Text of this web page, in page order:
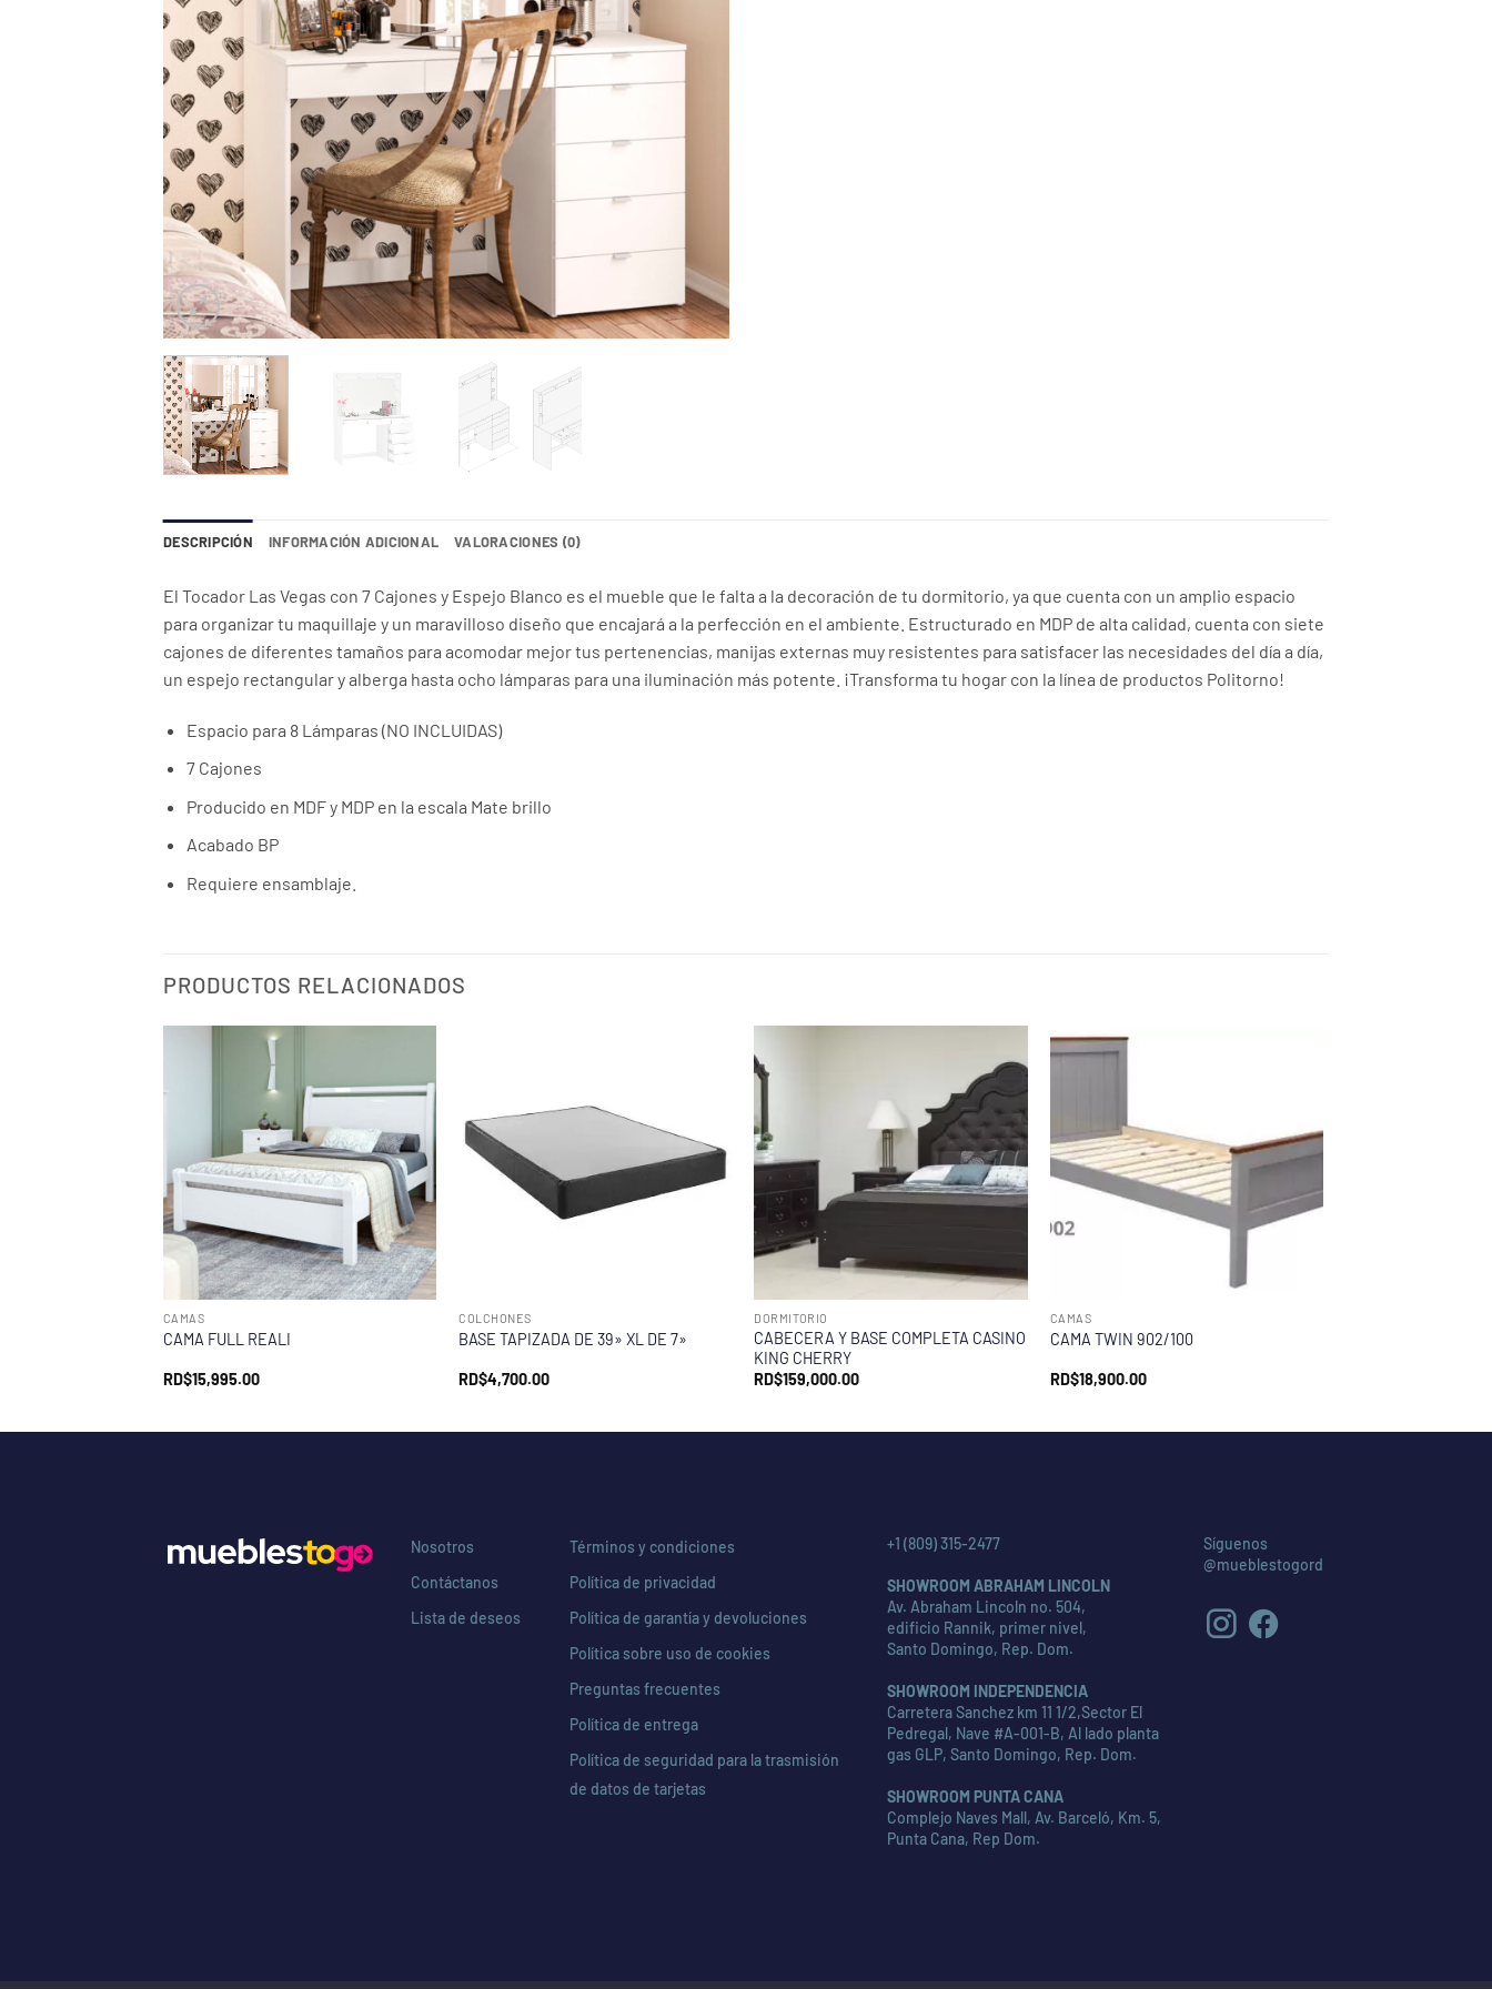
DESCRIPCIÓN INFORMACIÓN ADICIONAL VALORACIONES (0)
El Tocador Las Vegas con 7 Cajones y Espejo Blanco es el mueble que le falta a la decoración de tu dormitorio, ya que cuenta con un amplio espacio
para organizar tu maquillaje y un maravilloso diseño que encajará a la perfección en el ambiente. Estructurado en MDP de alta calidad, cuenta con siete
cajones de diferentes tamaños para acomodar mejor tus pertenencias, manijas externas muy resistentes para satisfacer las necesidades del día a día,
un espejo rectangular y alberga hasta ocho lámparas para una iluminación más potente. ¡Transforma tu hogar con la línea de productos Politorno!
Espacio para 8 Lámparas (NO INCLUIDAS)
7 Cajones
Producido en MDF y MDP en la escala Mate brillo
Acabado BP
Requiere ensamblaje.
PRODUCTOS RELACIONADOS
CAMAS
CAMA FULL REALI
RD$15,995.00
COLCHONES
BASE TAPIZADA DE 39» XL DE 7»
RD$4,700.00
DORMITORIO
CABECERA Y BASE COMPLETA CASINO
KING CHERRY
RD$159,000.00
CAMAS
CAMA TWIN 902/100
RD$18,900.00
Nosotros
Contáctanos
Lista de deseos
Términos y condiciones
Política de privacidad
Política de garantía y devoluciones
Política sobre uso de cookies
Preguntas frecuentes
Política de entrega
Política de seguridad para la trasmisión
de datos de tarjetas
+1 (809) 315-2477
SHOWROOM ABRAHAM LINCOLN
Av. Abraham Lincoln no. 504,
edificio Rannik, primer nivel,
Santo Domingo, Rep. Dom.
SHOWROOM INDEPENDENCIA
Carretera Sanchez km 11 1/2,Sector El
Pedregal, Nave #A-001-B, Al lado planta
gas GLP, Santo Domingo, Rep. Dom.
SHOWROOM PUNTA CANA
Complejo Naves Mall, Av. Barceló, Km. 5,
Punta Cana, Rep Dom.
Síguenos
@mueblestogord